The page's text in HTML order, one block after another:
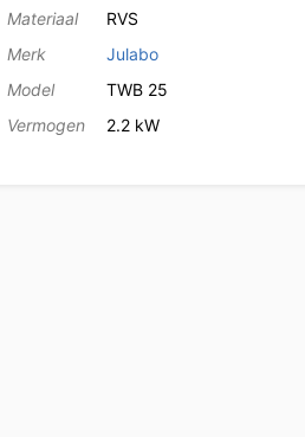
Materiaal
RVS
Merk
Julabo
Model
TWB 25
Vermogen
2.2 kW